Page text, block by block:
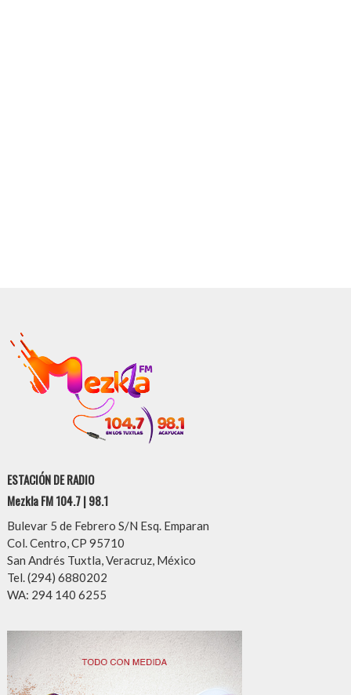
ESTACIÓN DE RADIO
Mezkla FM 104.7 | 98.1
Bulevar 5 de Febrero S/N Esq. Emparan
Col. Centro, CP 95710
San Andrés Tuxtla, Veracruz, México
Tel. (294) 6880202
WA: 294 140 6255